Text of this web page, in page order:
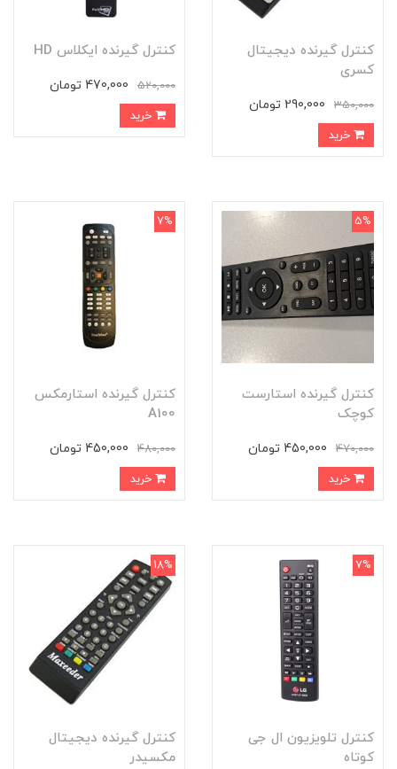
کنترل گیرنده دیجیتال
کسری
350,000 290,000 تومان
کنترل گیرنده ایکلاس HD
520,000 470,000 تومان
کنترل گیرنده استارست
کوچک
470,000 450,000 تومان
5%
کنترل گیرنده استارمکس
A100
480,000 450,000 تومان
7%
کنترل تلویزیون ال جی
کوتاه
7%
کنترل گیرنده دیجیتال
مکسیدر
18%